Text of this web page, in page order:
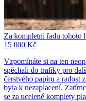
Za kompletní řadu tohoto
15 000 Kč
Vzpomínáte si na ten
spěchali do trafiky pro
čerstvého papíru a radost
byla k nezaplacení.
se za ucelené komplety